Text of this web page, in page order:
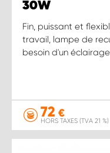
30W
Fin, puissant et
travail, lampe de
besoin d'un
72 €
HORS TAXES (TVA 21 %)